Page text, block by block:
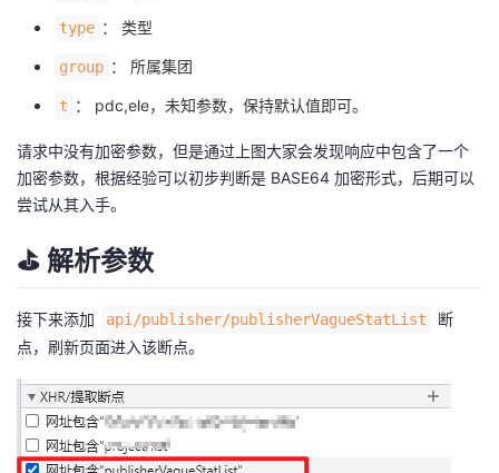
type ： 类型
group ： 所属集团
t ： pdc,ele，未知参数，保持默认值即可。
请求中没有加密参数，但是通过上图大家会发现响应中包含了一个
加密参数，根据经验可以初步判断是 BASE64 加密形式，后期可以
尝试从其入手。
⛳️ 解析参数
接下来添加 api/publisher/publisherVagueStatList
断
点，刷新页面进入该断点。